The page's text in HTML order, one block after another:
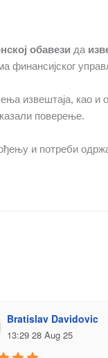
обавези да
извештаја, као и
поверење.
и потреби
Bratislav Davidovic
13:29 28 Aug 25